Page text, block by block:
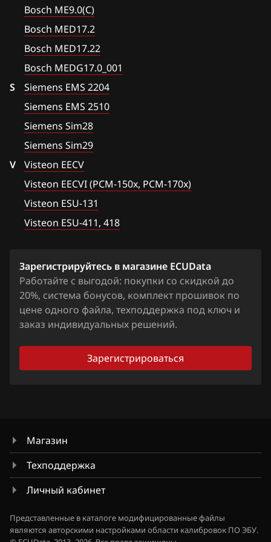
Chrysler
Citroen
Dacia
Daewoo
DAF
Derways
Dodge
Dongfeng
Exeed
FAW
Fiat
Ford
Genesis
GMC
Great Wall
Haima
Bosch MG1CS017
Bosch MG1CS018
Bosch MG1CS019
Bosch MG1US008
Marelli IAW7GFR
Siemens EMS 2101
Siemens EMS 2102
Siemens EMS 2204
Siemens EMS 2205
Siemens EMS 2211
Siemens EMS 2510
Siemens SID208
Siemens SID212
Siemens Sim21, 22
Visteon EECV
Visteon EECVI (PCM-150x, PCM-170x)
Visteon ESU-121
Visteon ESU-131
Bosch ME9.0(C)
Bosch MED17.2
Bosch MED17.22
Bosch MEDG17.0_001
S
Siemens EMS 2204
Siemens EMS 2510
Siemens Sim28
Siemens Sim29
V
Visteon EECV
Visteon EECVI (PCM-150x, PCM-170x)
Visteon ESU-131
Visteon ESU-411, 418
Зарегистрируйтесь в магазине ECUData
Работайте с выгодой: покупки со скидкой до
20%, система бонусов, комплект прошивок по
цене одного файла, техподдержка под ключ и
заказ индивидуальных решений.
Зарегистрироваться
Магазин
Техподдержка
Личный кабинет
Представленные в каталоге модифицированные файлы
являются авторскими настройками области калибровок ПО ЭБУ.